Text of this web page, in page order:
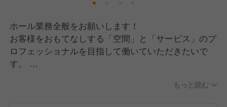
ホール業務全般をお願いします！
お客様をおもてなしする「空間」と「サービス」のプ
ロフェッショナルを目指して働いていただきたいで
す。
もっと読む